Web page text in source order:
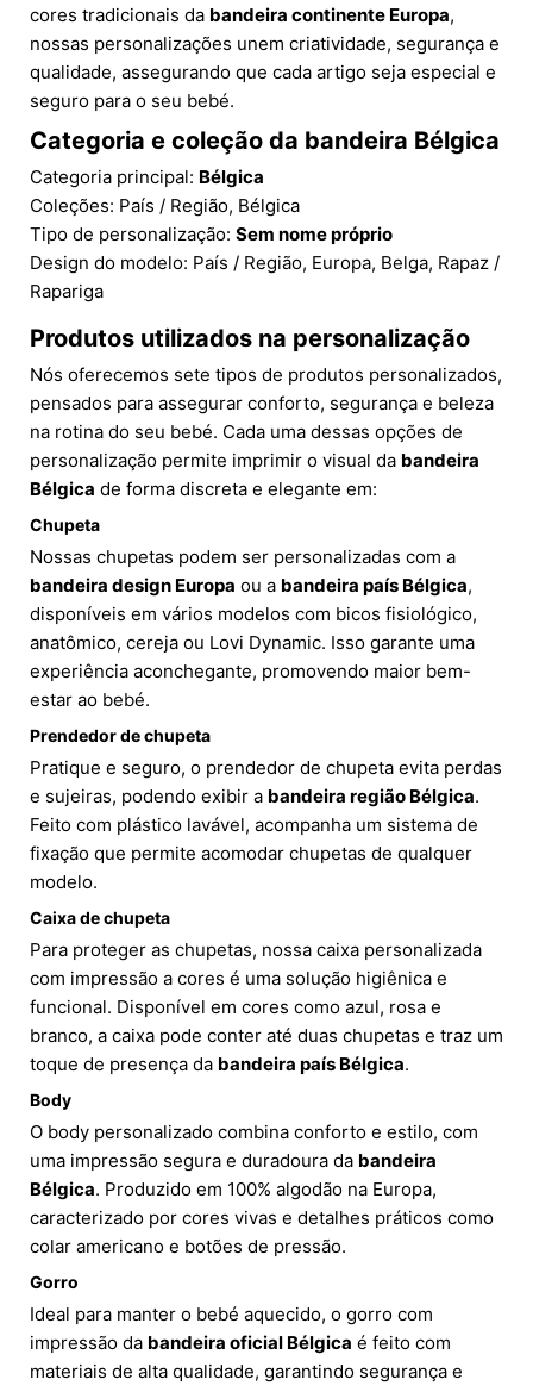
cores tradicionais da bandeira continente Europa,
nossas personalizações unem criatividade, segurança e
qualidade, assegurando que cada artigo seja especial e
seguro para o seu bebé.
Categoria e coleção da bandeira Bélgica
Categoria principal: Bélgica
Coleções: País / Região, Bélgica
Tipo de personalização: Sem nome próprio
Design do modelo: País / Região, Europa, Belga, Rapaz /
Rapariga
Produtos utilizados na personalização
Nós oferecemos sete tipos de produtos personalizados,
pensados para assegurar conforto, segurança e beleza
na rotina do seu bebé. Cada uma dessas opções de
personalização permite imprimir o visual da bandeira
Bélgica de forma discreta e elegante em:
Chupeta
Nossas chupetas podem ser personalizadas com a
bandeira design Europa ou a bandeira país Bélgica,
disponíveis em vários modelos com bicos fisiológico,
anatômico, cereja ou Lovi Dynamic. Isso garante uma
experiência aconchegante, promovendo maior bem-
estar ao bebé.
Prendedor de chupeta
Pratique e seguro, o prendedor de chupeta evita perdas
e sujeiras, podendo exibir a bandeira região Bélgica.
Feito com plástico lavável, acompanha um sistema de
fixação que permite acomodar chupetas de qualquer
modelo.
Caixa de chupeta
Para proteger as chupetas, nossa caixa personalizada
com impressão a cores é uma solução higiênica e
funcional. Disponível em cores como azul, rosa e
branco, a caixa pode conter até duas chupetas e traz um
toque de presença da bandeira país Bélgica.
Body
O body personalizado combina conforto e estilo, com
uma impressão segura e duradoura da bandeira
Bélgica. Produzido em 100% algodão na Europa,
caracterizado por cores vivas e detalhes práticos como
colar americano e botões de pressão.
Gorro
Ideal para manter o bebé aquecido, o gorro com
impressão da bandeira oficial Bélgica é feito com
materiais de alta qualidade, garantindo segurança e